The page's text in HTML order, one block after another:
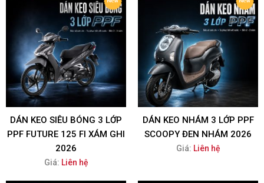
DÁN KEO SIÊU BÓNG 3 LỚP
PPF FUTURE 125 FI XÁM GHI
2026
Giá: Liên hệ
DÁN KEO NHÁM 3 LỚP PPF
SCOOPY ĐEN NHÁM 2026
Giá: Liên hệ